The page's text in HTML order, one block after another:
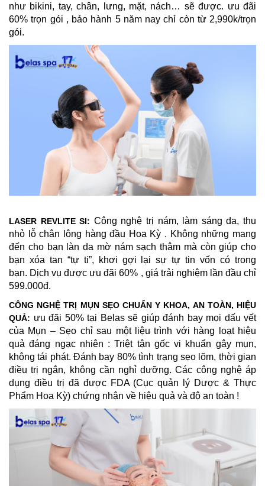
như bikini, tay, chân, lưng, mặt, nách… sẽ được. ưu đãi
60% trọn gói , bảo hành 5 năm nay chỉ còn từ 2,990k/trọn
gói.
LASER REVLITE SI: Công nghệ trị nám, làm sáng da, thu
nhỏ lỗ chân lông hàng đầu Hoa Kỳ . Không những mang
đến cho bạn làn da mờ nám sạch thâm mà còn giúp cho
bạn xóa tan “tự ti”, khơi gợi lại sự tự tin vốn có trong
bạn. Dịch vụ được ưu đãi 60% , giá trải nghiệm lần đầu chỉ
599.000đ.
CÔNG NGHỆ TRỊ MỤN SẸO CHUẨN Y KHOA, AN TOÀN, HIỆU
QUẢ: ưu đãi 50% tại Belas sẽ giúp đánh bay mọi dấu vết
của Mụn – Sẹo chỉ sau một liệu trình với hàng loạt hiệu
quả đáng ngạc nhiên : Triệt tận gốc vi khuẩn gây mụn,
không tái phát. Đánh bay 80% tình trạng sẹo lõm, thời gian
điều trị ngắn, không cần nghỉ dưỡng. Các công nghệ áp
dụng điều trị đã được FDA (Cục quản lý Dược & Thực
Phẩm Hoa Kỳ) chứng nhận về hiệu quả và độ an toàn !